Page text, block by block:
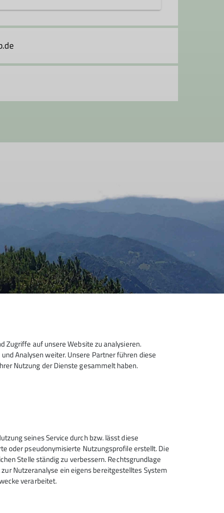
Leistung, sondern auch auf die
Sektion Hanau des Deutschen
Alpenvereins e.V.
Krämerstr. 8
63450 Hanau
Zugriffe auf unsere Website zu analysieren.
Analysen weiter. Unsere Partner führen diese
Nutzung der Dienste gesammelt haben.
seines Service durch bzw. lässt diese
oder pseudonymisierte Nutzungsprofile erstellt. Die
Stelle ständig zu verbessern. Rechtsgrundlage
Nutzeranalyse ein eigens bereitgestelltes System
verarbeitet.